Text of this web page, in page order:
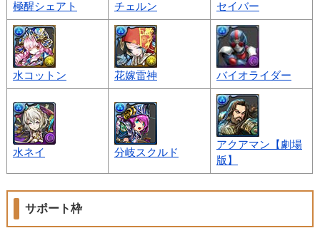
極醒シェアト チェルン セイバー
水コットン 花嫁雷神 バイオライダー
水ネイ 分岐スクルド
アクアマン【劇場
版】
サポート枠